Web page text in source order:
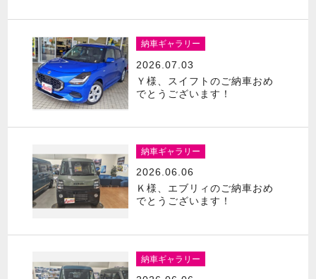
納車ギャラリー
2026.07.03
Ｙ様、スイフトのご納車おめ
でとうございます！
納車ギャラリー
2026.06.06
Ｋ様、エブリィのご納車おめ
でとうございます！
納車ギャラリー